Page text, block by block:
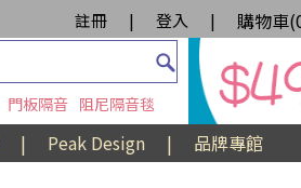
註冊 | 登入 | 購物車(
門板隔音 阻尼隔音毯
| Peak Design |
品牌專館